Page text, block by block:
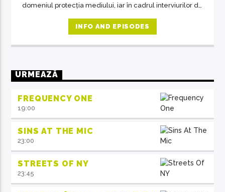
domeniul protecția mediului, iar în cadrul interviurilor de
familie.
INFO AND EPISODES
URMEAZĂ
FREQUENCY ONE
19:00
SINS AT THE MIC
23:00
STREETS OF NY
23:45